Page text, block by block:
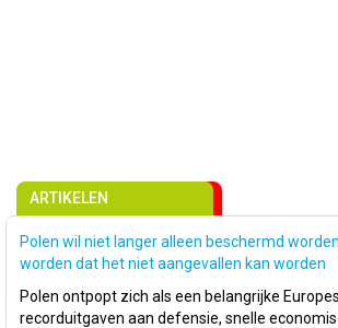
ARTIKELEN
Polen wil niet langer alleen beschermd
worden dat het niet aangevallen kan worden
Polen ontpopt zich als een belangrijke
recorduitgaven aan defensie, snelle